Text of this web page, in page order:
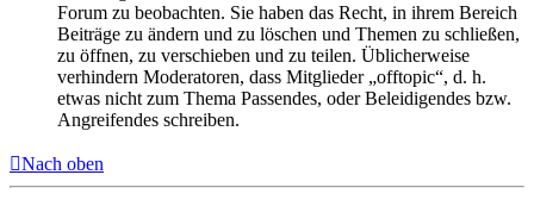
Forum zu beobachten. Sie haben das Recht, in ihrem Bereich
Beiträge zu ändern und zu löschen und Themen zu schließen,
zu öffnen, zu verschieben und zu teilen. Üblicherweise
verhindern Moderatoren, dass Mitglieder „offtopic“, d. h.
etwas nicht zum Thema Passendes, oder Beleidigendes bzw.
Angreifendes schreiben.
Nach oben